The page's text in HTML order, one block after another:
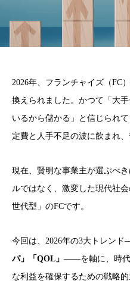
2026年、フランチャイズ（FC
換えられました。かつて「大
いるから儲かる」と信じられ
定費と人手不足の波に飲まれ
現在、賢明な事業主が選ぶべ
ルではなく、激変した現代社
世代型」のFCです。
今回は、2026年の3大トレン
パ」「QOL」 ――を軸に、時代
な利益を確保するための戦略的